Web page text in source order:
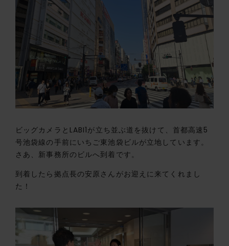
ビッグカメラとLABI1が立ち並ぶ道を抜けて、首都高速5
号池袋線の手前にいちご東池袋ビルが立地しています。
さあ、新事務所のビルへ到着です。
到着したら拠点長の安原さんがお迎えに来てくれまし
た！